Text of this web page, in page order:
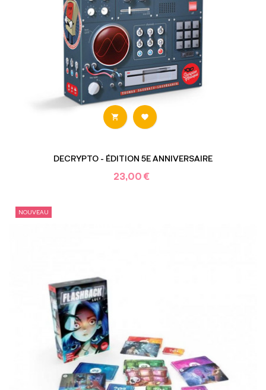
 
DECRYPTO - ÉDITION 5E ANNIVERSAIRE
23,00 €
NOUVEAU